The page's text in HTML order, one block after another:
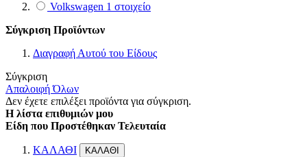
Volkswagen 1 στοιχείο
Σύγκριση Προϊόντων
Διαγραφή Αυτού του Είδους
Σύγκριση
Απαλοιφή Όλων
Δεν έχετε επιλέξει προϊόντα για σύγκριση.
Η λίστα επιθυμιών μου
Είδη που Προστέθηκαν Τελευταία
ΚΑΛΑΘΙ ΚΑΛΑΘΙ